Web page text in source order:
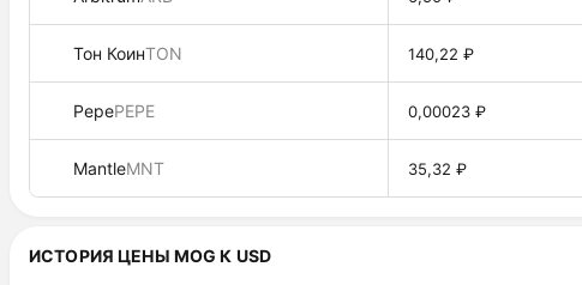
Тон КоинTON 140,22 ₽
PepePEPE 0,00023 ₽
MantleMNT 35,32 ₽
ИСТОРИЯ ЦЕНЫ MOG К USD